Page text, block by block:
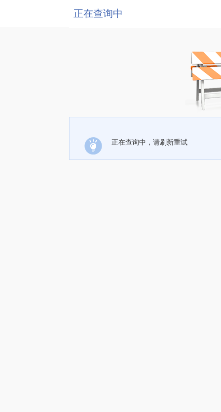
正在查询中
正在查询中，请刷新重试